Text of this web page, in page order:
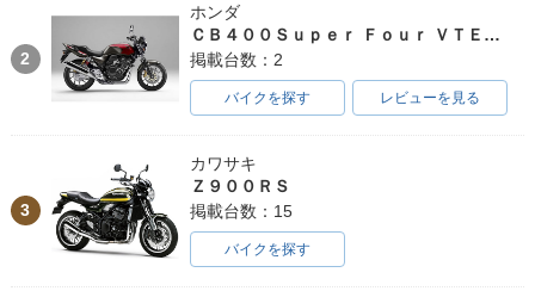
2
ホンダ
ＣＢ４００Ｓｕｐｅｒ Ｆｏｕｒ ＶＴＥＣ ＳＰＥＣ３
掲載台数：2
バイクを探す レビューを見る
3
カワサキ
Ｚ９００ＲＳ
掲載台数：15
バイクを探す